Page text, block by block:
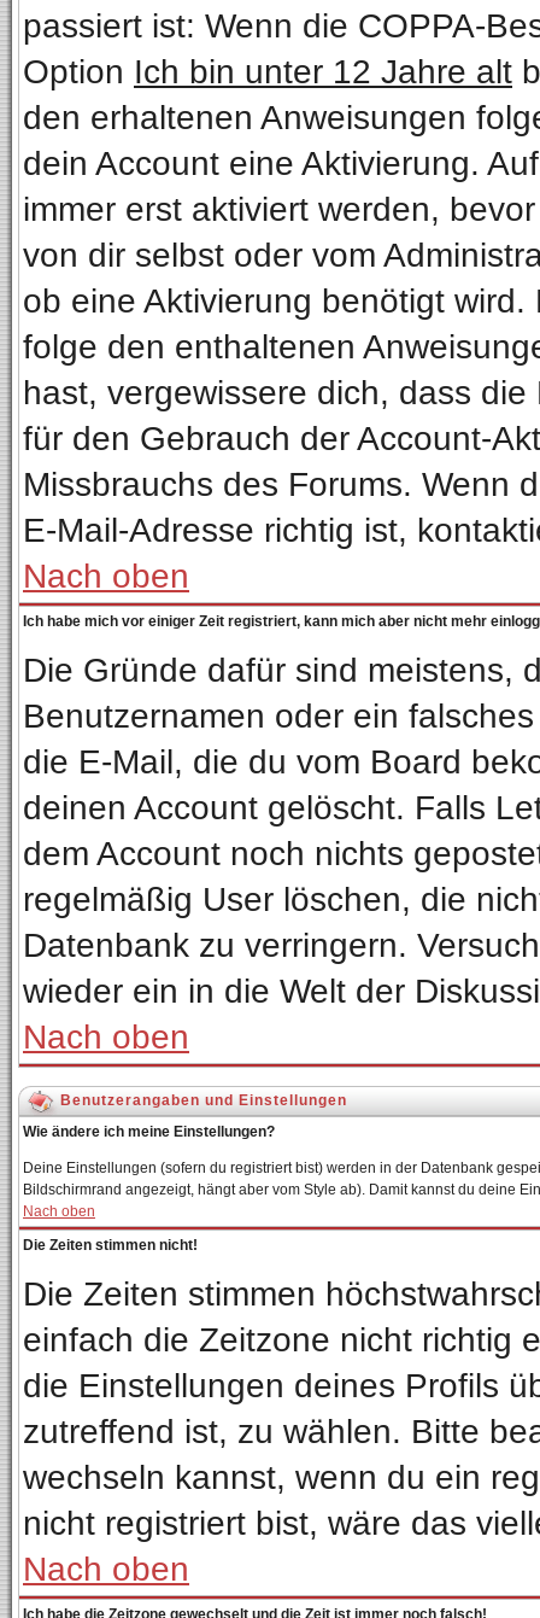
passiert ist: Wenn die COPPA-
Option Ich bin unter 12 Jahre alt
den erhaltenen Anweisungen
dein Account eine Aktivierung.
immer erst aktiviert werden,
von dir selbst oder vom
ob eine Aktivierung benötigt
folge den enthaltenen
hast, vergewissere dich, dass
für den Gebrauch der Account-
Missbrauchs des Forums. Wenn
E-Mail-Adresse richtig ist,
Nach oben
Ich habe mich vor einiger Zeit registriert, kann mich aber nicht mehr
Die Gründe dafür sind meistens,
Benutzernamen oder ein
die E-Mail, die du vom Board
deinen Account gelöscht. Falls
dem Account noch nichts
regelmäßig User löschen, die
Datenbank zu verringern.
wieder ein in die Welt der
Nach oben
Benutzerangaben und Einstellungen
Wie ändere ich meine Einstellungen?
Deine Einstellungen (sofern du registriert bist) werden in der Datenbank
Bildschirmrand angezeigt, hängt aber vom Style ab). Damit kannst du deine
Nach oben
Die Zeiten stimmen nicht!
Die Zeiten stimmen
einfach die Zeitzone nicht richtig
die Einstellungen deines Profils
zutreffend ist, zu wählen. Bitte
wechseln kannst, wenn du ein
nicht registriert bist, wäre das
Nach oben
Ich habe die Zeitzone gewechselt und die Zeit ist immer noch falsch!